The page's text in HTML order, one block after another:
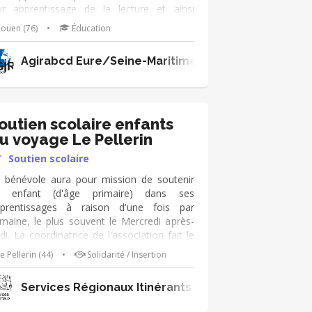
apprentissage de la lecture et ainsi
leur motivation et leur confiance en
(76) • Éducation
Agirabcd Eure/Seine-Maritime
scolaire enfants
voyage Le Pellerin
Soutien scolaire
bénévole aura pour mission de soutenir
enfant (d'âge primaire) dans ses
à raison d'une fois par
le plus souvent le Mercredi après-
La coordinatrice de l'association fait le
avec la famille et l'école. L'accent est mis
la lecture; notre structure dispose de
ouvrages et supports
Parfois, sans être trop
il s'agit de redonner confiance aux
Pellerin (44) • Solidarité / Insertion
Services Régionaux Itinérants